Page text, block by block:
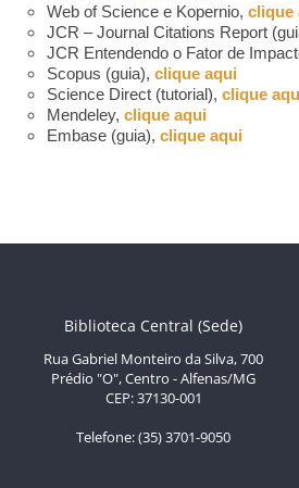
Web of Science e Kopernio,clique
JCR – Journal Citations Report
JCR Entendendo o Fator de
Scopus (guia),clique aqui
Science Direct (tutorial),clique
Mendeley,clique aqui
Embase (guia),clique aqui
Biblioteca Central (Sede)
Rua Gabriel Monteiro da Silva, 700
Prédio "O", Centro - Alfenas/MG
CEP: 37130-001
Telefone: (35) 3701-9050